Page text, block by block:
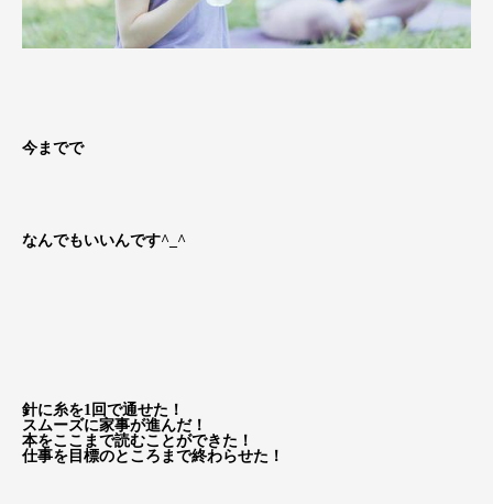
今までで
なんでもいいんです^_^
針に糸を1回で通せた！
スムーズに家事が進んだ！
本をここまで読むことができた！
仕事を目標のところまで終わらせた！